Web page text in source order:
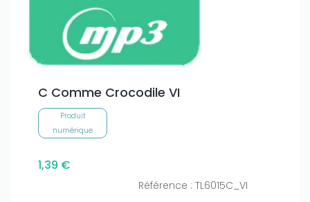
C Comme Crocodile VI
Produit
numérique
1,39 €
Référence : TL6015C_VI